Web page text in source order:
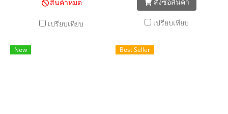
สินค้าหมด
เปรียบเทียบ
สั่งซื้อสินค้า
เปรียบเทียบ
New Best Seller